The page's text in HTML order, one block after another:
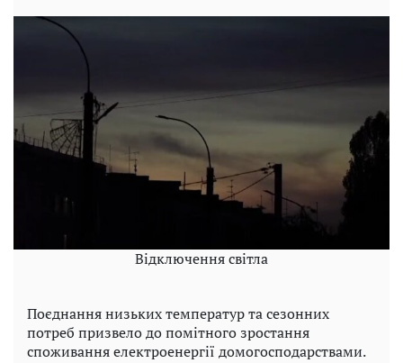
Відключення світла
Поєднання низьких температур та сезонних
потреб призвело до помітного зростання
споживання електроенергії домогосподарствами.